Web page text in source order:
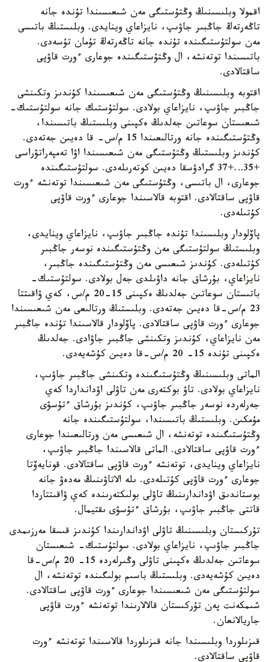
اقمولا وبلىسىنىڭ وڭتۇستىگى مەن شىعىسىندا تۇندە جانە
تاڭەرتەڭ جاڭبىر جاۋىپ، نايزاعاي وينايدى. وبلىستىڭ باتىسى
مەن سولتۇستىگىندە تۇندە جانە تاڭەرتەڭ تۇمان تۇسەدى.
باتىسىندا توتەنشە، ال وڭتۇستىگىندە جوعارى ءورت قاۋپى
ساقتالادى.
اقتوبە وبلىسىنىڭ وڭتۇستىگى مەن شىعىسىندا كۇندىز وتكىنشى
جاڭبىر جاۋىپ، نايزاعاي بولادى. سولتۇستىك جانە سولتۇستىك-
شىعىستان سوعاتىن جەلدىڭ ەكپىنى وبلىستىڭ باتىسىندا،
وڭتۇستىگىندە جانە ورتالىعىندا 15 م/س- قا دەيىن جەتەدى.
كۇندىز وبلىستىڭ وڭتۇستىگى مەن شىعىسىندا اۋا تەمپەراتۋراسى
+35…+37 گرادۋسقا دەيىن كوتەرىلەدى. سولتۇستىگىندە
جوعارى، ال باتىسى، وڭتۇستىگى مەن شىعىسىندا توتەنشە ءورت
قاۋپى ساقتالادى. اقتوبە قالاسىندا جوعارى ءورت قاۋپى
كۇتىلەدى.
پاۆلودار وبلىسىندا تۇندە جاڭبىر جاۋىپ، نايزاعاي وينايدى،
وبلىستىڭ سولتۇستىگى مەن وڭتۇستىگىندە نوسەر جاڭبىر
كۇتىلەدى. كۇندىز شىعىسى مەن وڭتۇستىگىندە جاڭبىر،
نايزاعاي، بۇرشاق جانە داۋىلدى جەل بولادى. سولتۇستىك-
باتىستان سوعاتىن جەلدىڭ ەكپىنى 15-20 م/س، كەي ۋاقىتتا
23 م/س-قا دەيىن جەتەدى. وبلىستىڭ ورتالىعى مەن شىعىسىندا
جوعارى ءورت قاۋپى ساقتالادى. پاۆلودار قالاسىندا تۇندە جاڭبىر
مەن نايزاعاي، كۇندىز وتكىنشى جاڭبىر جاۋادى. جەلدىڭ
ەكپىنى تۇندە 15- 20 م/س-قا دەيىن كۇشەيەدى.
الماتى وبلىسىنىڭ وڭتۇستىگىندە وتكىنشى جاڭبىر جاۋىپ،
نايزاعاي بولادى. تاۋ بوكتەرى مەن تاۋلى اۋدانداردا كەي
جەرلەردە نوسەر جاڭبىر جاۋىپ، كۇندىز بۇرشاق ءتۇسۋى
مۇمكىن. وبلىستىڭ باتىسىندا، سولتۇستىگىندە جانە
وڭتۇستىگىندە توتەنشە، ال شىعىسى مەن ورتالىعىندا جوعارى
ءورت قاۋپى ساقتالادى. الماتى قالاسىندا جاڭبىر جاۋىپ،
نايزاعاي وينايدى، توتەنشە ءورت قاۋپى ساقتالادى. قونايەۆتا
جوعارى ءورت قاۋپى كۇتىلەدى. ىلە الاتاۋىنىڭ مەدەۋ جانە
بوستاندىق اۋداندارىنىڭ تاۋلى بولىكتەرىندە كەي ۋاقىتتاردا
قاتتى جاڭبىر جاۋىپ، بۇرشاق ءتۇسۋى ىقتيمال.
تۇركىستان وبلىسىنىڭ تاۋلى اۋداندارىندا كۇندىز قىسقا مەرزىمدى
جاڭبىر جاۋىپ، نايزاعاي بولادى. سولتۇستىك- شىعىستان
سوعاتىن جەلدىڭ ەكپىنى تاۋلى وڭىرلەردە 15- 20 م/س-قا
دەيىن كۇشەيەدى. وبلىستىڭ باسىم بولىگىندە توتەنشە، ال
سولتۇستىگى مەن شىعىسىندا جوعارى ءورت قاۋپى ساقتالادى.
شىمكەنت پەن تۇركىستان قالالارىندا توتەنشە ءورت قاۋپى
جاريالانعان.
قىزىلوردا وبلىسىندا جانە قىزىلوردا قالاسىندا توتەنشە ءورت
قاۋپى ساقتالادى.